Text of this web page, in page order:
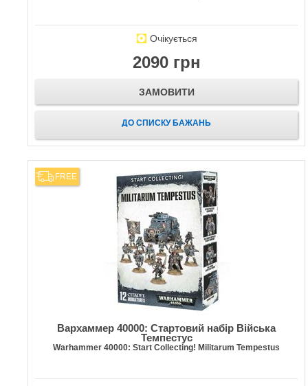
Очікується
2090 грн
ЗАМОВИТИ
ДО СПИСКУ БАЖАНЬ
FREE
Вархаммер 40000: Стартовий набір Війська
Темпестус
Warhammer 40000: Start Collecting! Militarum Tempestus